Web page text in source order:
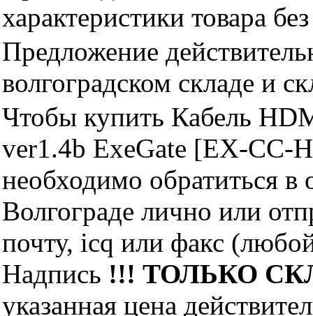
характеристики товара
Предложение
волгоградском складе и
Чтобы купить Кабель
ver1.4b ExeGate [EX-
необходимо
Волгограде лично или
почту, icq или факс
Надпись !!! ТОЛЬКО
указанная цена